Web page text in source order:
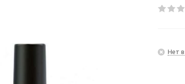
Нет в